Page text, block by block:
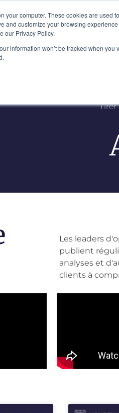
your computer. These cookies are
and customize your browsing
our Privacy Policy.
information won’t be tracked when
45 Rockefeller Plaza, New York, NY 10111
Services Notre
Tirer
Les leaders
publient
analyses et
clients à
risques et